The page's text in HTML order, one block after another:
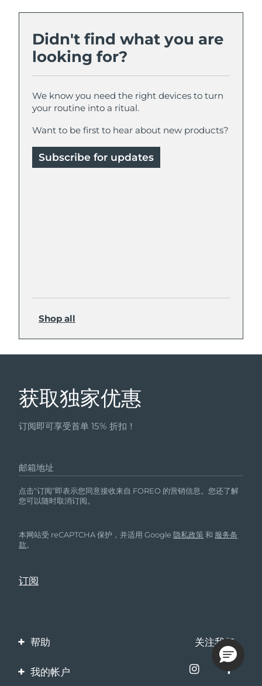
Didn't find what you are
looking for?
We know you need the right devices to turn
your routine into a ritual.
Want to be first to hear about new products?
Subscribe for updates
Shop all
获取独家优惠
订阅即可享受首单 15% 折扣！
邮箱地址
点击“订阅”即表示您同意接收来自 FOREO 的营销信息。您还了解
您可以随时取消订阅。
本网站受 reCAPTCHA 保护，并适用 Google隐私政策 和 服务条
款。
帮助
联系我们
关注我们
我的帐户